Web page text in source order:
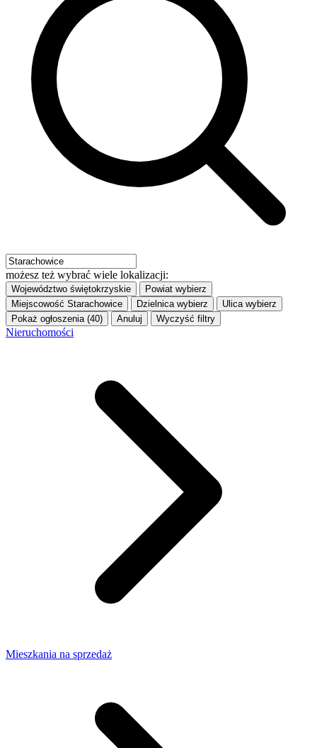
możesz też wybrać wiele lokalizacji:
Województwo świętokrzyskie Powiat wybierz
Miejscowość Starachowice Dzielnica wybierz Ulica wybierz
Pokaż ogłoszenia (40)
Anuluj Wyczyść filtry
Nieruchomości
Mieszkania na sprzedaż